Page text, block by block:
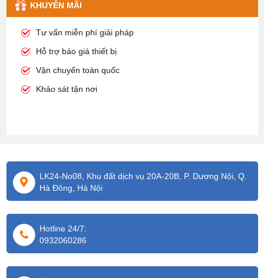
KHUYỄN MÃI
Tư vấn miễn phí giải pháp
Hỗ trợ báo giá thiết bị
Vận chuyển toàn quốc
Khảo sát tận nơi
LK24-No08, Khu đất dịch vụ 20A-20B, P. Dương Nội, Q.
Hà Đông, Hà Nội
Hotline 24/7:
0932060286